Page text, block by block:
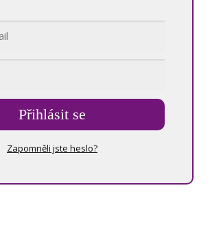
Přihlásit se
Zapomněli jste heslo?